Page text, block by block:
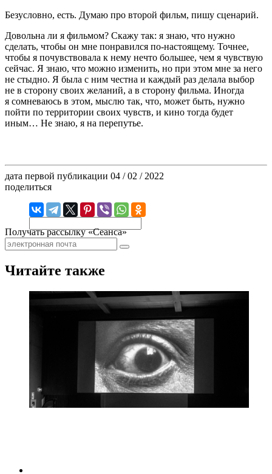
Безусловно, есть. Думаю про второй фильм, пишу сценарий.
Довольна ли я фильмом? Скажу так: я знаю, что нужно
сделать, чтобы он мне понравился по-настоящему. Точнее,
чтобы я почувствовала к нему нечто большее, чем я чувствую
сейчас. Я знаю, что можно изменить, но при этом мне за него
не стыдно. Я была с ним честна и каждый раз делала выбор
не в сторону своих желаний, а в сторону фильма. Иногда
я сомневаюсь в этом, мыслю так, что, может быть, нужно
пойти по территории своих чувств, и кино тогда будет
иным… Не знаю, я на перепутье.
дата первой публикации 04 / 02 / 2022
поделиться
Получать рассылку «Сеанса»
Читайте также